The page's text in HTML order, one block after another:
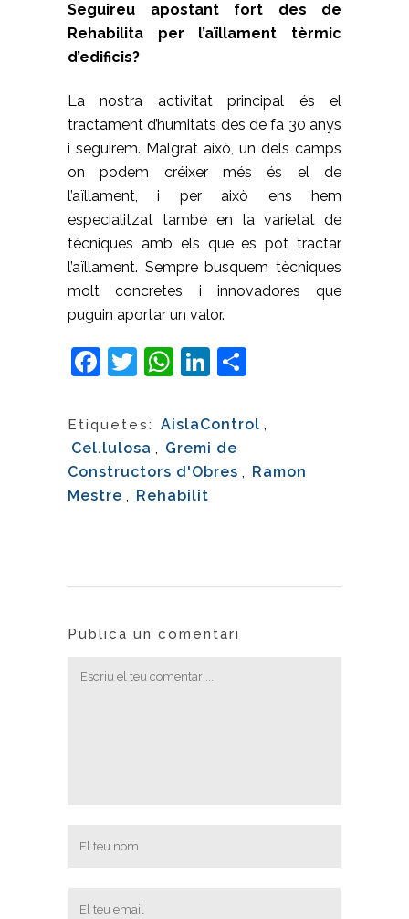
Seguireu apostant fort des de
Rehabilita per l’aïllament tèrmic
d’edificis?
La nostra activitat principal és el
tractament d’humitats des de fa 30 anys
i seguirem. Malgrat això, un dels camps
on podem créixer més és el de
l’aïllament, i per això ens hem
especialitzat també en la varietat de
tècniques amb els que es pot tractar
l’aïllament. Sempre busquem tècniques
molt concretes i innovadores que
puguin aportar un valor.
Facebook
Twitter
WhatsApp
LinkedIn
Etiquetes: AislaControl ,
Cel.lulosa , Gremi de
Constructors d'Obres , Ramon
Mestre , Rehabilit
Publica un comentari